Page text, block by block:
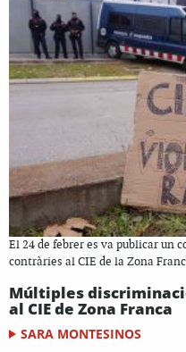
El 24 de febrer es va publicar un
contràries al CIE de la Zona
Múltiples
al CIE de Zona Franca
SARA MONTESINOS